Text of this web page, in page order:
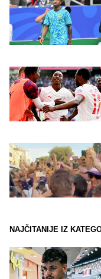
NAJČITANIJE IZ